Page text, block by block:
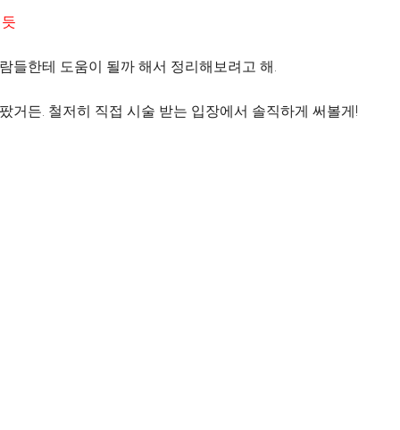
들한테 도움이 될까 해서 정리해보려고 해.
거든. 철저히 직접 시술 받는 입장에서 솔직하게 써볼게!